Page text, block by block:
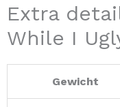
Extra
While I
Gewicht